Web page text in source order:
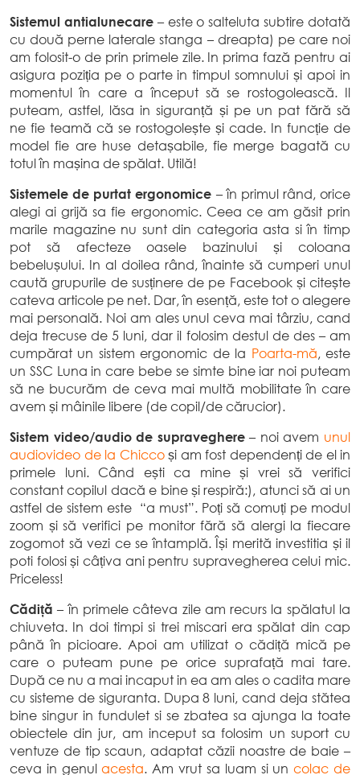
Sistemul antialunecare– este o salteluta subtire dotată
cu două perne laterale stanga – dreapta) pe care noi
am folosit-o de prin primele zile. In prima fază pentru ai
asigura poziția pe o parte in timpul somnului și apoi in
momentul în care a început să se rostogolească. Il
puteam, astfel, lăsa in siguranță și pe un pat fără să
ne fie teamă că se rostogolește și cade. In funcție de
model fie are huse detașabile, fie merge bagată cu
totul în mașina de spălat. Utilă!
Sistemele de purtat ergonomice – în primul rând, orice
alegi ai grijă sa fie ergonomic. Ceea ce am găsit prin
marile magazine nu sunt din categoria asta si în timp
pot să afecteze oasele bazinului și coloana
bebelușului. In al doilea rând, înainte să cumperi unul
caută grupurile de susținere de pe Facebook și citește
cateva articole pe net. Dar, în esență, este tot o alegere
mai personală. Noi am ales unul ceva mai târziu, cand
deja trecuse de 5 luni, dar il folosim destul de des – am
cumpărat un sistem ergonomic de la Poarta-mă, este
un SSC Luna in care bebe se simte bine iar noi puteam
să ne bucurăm de ceva mai multă mobilitate în care
avem și mâinile libere (de copil/de cărucior).
Sistem video/audio de supraveghere– noi avem unul
audiovideo de la Chiccoși am fost dependenți de el in
primele luni. Când ești ca mine și vrei să verifici
constant copilul dacă e bine și respiră:), atunci să ai un
astfel de sistem este “a must”. Poți să comuți pe modul
zoom și să verifici pe monitor fără să alergi la fiecare
zogomot să vezi ce se întamplă. Își merită investitia și il
poti folosi și câțiva ani pentru supravegherea celui mic.
Priceless!
Cădiță– în primele câteva zile am recurs la spălatul la
chiuveta. In doi timpi si trei miscari era spălat din cap
până în picioare. Apoi am utilizat o cădiță mică pe
care o puteam pune pe orice suprafață mai tare.
După ce nu a mai incaput in ea am ales o cadita mare
cu sisteme de siguranta. Dupa 8 luni, cand deja stătea
bine singur in fundulet si se zbatea sa ajunga la toate
obiectele din jur, am inceput sa folosim un suport cu
ventuze de tip scaun, adaptat căzii noastre de baie –
ceva in genulacesta. Am vrut sa luam si uncolac de